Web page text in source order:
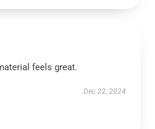
feels great.
Dec 22, 2024